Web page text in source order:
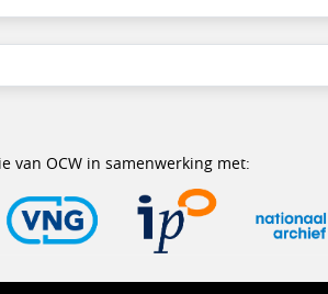
van OCW in samenwerking met: